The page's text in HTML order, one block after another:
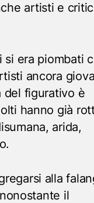
artisti e
si era piombati
ancora
del figurativo è
hanno già
arida,
alla
il